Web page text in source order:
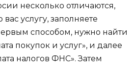
несколько отличаются,
услугу, заполняете
способом, нужно найти
покупок и услуг», и далее
налогов ФНС». Затем